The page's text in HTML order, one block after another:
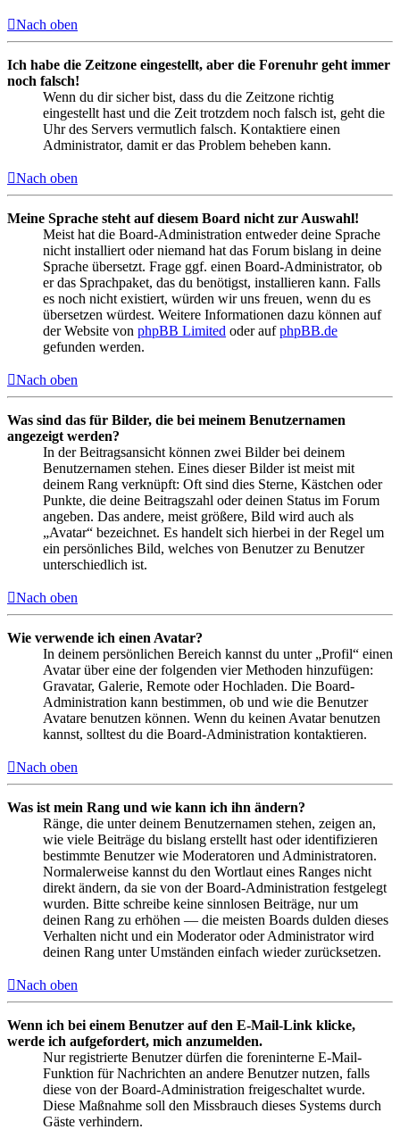
Nach oben
Ich habe die Zeitzone eingestellt, aber die Forenuhr geht immer
noch falsch!
Wenn du dir sicher bist, dass du die Zeitzone richtig
eingestellt hast und die Zeit trotzdem noch falsch ist, geht die
Uhr des Servers vermutlich falsch. Kontaktiere einen
Administrator, damit er das Problem beheben kann.
Nach oben
Meine Sprache steht auf diesem Board nicht zur Auswahl!
Meist hat die Board-Administration entweder deine Sprache
nicht installiert oder niemand hat das Forum bislang in deine
Sprache übersetzt. Frage ggf. einen Board-Administrator, ob
er das Sprachpaket, das du benötigst, installieren kann. Falls
es noch nicht existiert, würden wir uns freuen, wenn du es
übersetzen würdest. Weitere Informationen dazu können auf
der Website von phpBB Limited oder aufphpBB.de
gefunden werden.
Nach oben
Was sind das für Bilder, die bei meinem Benutzernamen
angezeigt werden?
In der Beitragsansicht können zwei Bilder bei deinem
Benutzernamen stehen. Eines dieser Bilder ist meist mit
deinem Rang verknüpft: Oft sind dies Sterne, Kästchen oder
Punkte, die deine Beitragszahl oder deinen Status im Forum
angeben. Das andere, meist größere, Bild wird auch als
„Avatar“ bezeichnet. Es handelt sich hierbei in der Regel um
ein persönliches Bild, welches von Benutzer zu Benutzer
unterschiedlich ist.
Nach oben
Wie verwende ich einen Avatar?
In deinem persönlichen Bereich kannst du unter „Profil“ einen
Avatar über eine der folgenden vier Methoden hinzufügen:
Gravatar, Galerie, Remote oder Hochladen. Die Board-
Administration kann bestimmen, ob und wie die Benutzer
Avatare benutzen können. Wenn du keinen Avatar benutzen
kannst, solltest du die Board-Administration kontaktieren.
Nach oben
Was ist mein Rang und wie kann ich ihn ändern?
Ränge, die unter deinem Benutzernamen stehen, zeigen an,
wie viele Beiträge du bislang erstellt hast oder identifizieren
bestimmte Benutzer wie Moderatoren und Administratoren.
Normalerweise kannst du den Wortlaut eines Ranges nicht
direkt ändern, da sie von der Board-Administration festgelegt
wurden. Bitte schreibe keine sinnlosen Beiträge, nur um
deinen Rang zu erhöhen — die meisten Boards dulden dieses
Verhalten nicht und ein Moderator oder Administrator wird
deinen Rang unter Umständen einfach wieder zurücksetzen.
Nach oben
Wenn ich bei einem Benutzer auf den E-Mail-Link klicke,
werde ich aufgefordert, mich anzumelden.
Nur registrierte Benutzer dürfen die foreninterne E-Mail-
Funktion für Nachrichten an andere Benutzer nutzen, falls
diese von der Board-Administration freigeschaltet wurde.
Diese Maßnahme soll den Missbrauch dieses Systems durch
Gäste verhindern.